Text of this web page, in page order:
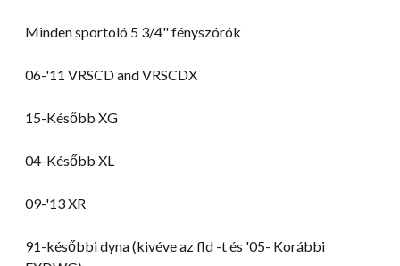
Minden sportoló 5 3/4" fényszórók
06-'11 VRSCD and VRSCDX
15-Később XG
04-Később XL
09-'13 XR
91-későbbi dyna (kivéve az fld -t és '05- Korábbi